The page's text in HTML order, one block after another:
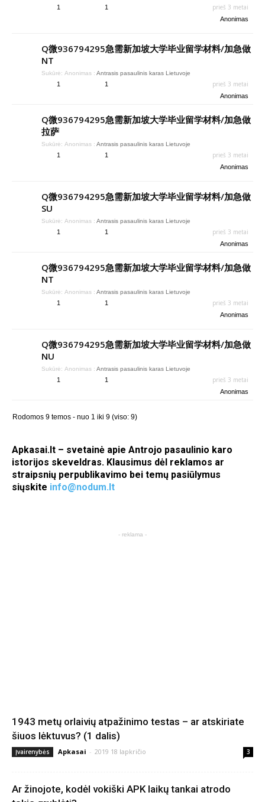
1 1 prieš 3 metai
Anonimas
Q微936794295急需新加坡大学毕业留学材料/加急做
NT
Sukūrė: Anonimas : Antrasis pasaulinis karas Lietuvoje
1 1 prieš 3 metai
Anonimas
Q微936794295急需新加坡大学毕业留学材料/加急做
拉萨
Sukūrė: Anonimas : Antrasis pasaulinis karas Lietuvoje
1 1 prieš 3 metai
Anonimas
Q微936794295急需新加坡大学毕业留学材料/加急做
SU
Sukūrė: Anonimas : Antrasis pasaulinis karas Lietuvoje
1 1 prieš 3 metai
Anonimas
Q微936794295急需新加坡大学毕业留学材料/加急做
NT
Sukūrė: Anonimas : Antrasis pasaulinis karas Lietuvoje
1 1 prieš 3 metai
Anonimas
Q微936794295急需新加坡大学毕业留学材料/加急做
NU
Sukūrė: Anonimas : Antrasis pasaulinis karas Lietuvoje
1 1 prieš 3 metai
Anonimas
Rodomos 9 temos - nuo 1 iki 9 (viso: 9)
Apkasai.lt – svetainė apie Antrojo pasaulinio karo
istorijos skeveldras. Klausimus dėl reklamos ar
straipsnių perpublikavimo bei temų pasiūlymus
siųskite info@nodum.lt
- reklama -
1943 metų orlaivių atpažinimo testas – ar atskiriate
šiuos lėktuvus? (1 dalis)
Įvairenybės Apkasai - 2019 18 lapkričio 3
Ar žinojote, kodėl vokiški APK laikų tankai atrodo